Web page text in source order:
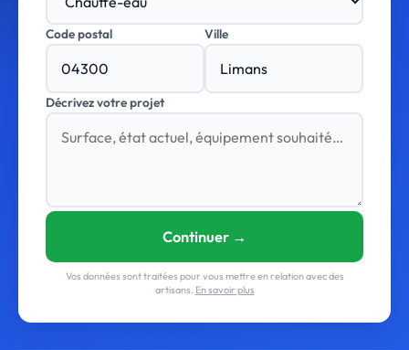
Code postal Ville
Décrivez votre projet
Continuer →
Vos données sont traitées pour vous mettre en relation avec des
artisans. En savoir plus